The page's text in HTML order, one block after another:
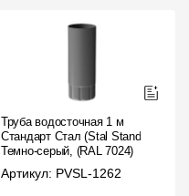
Труба водосточная 1 м
Стандарт Стал (Stal Standard)
Темно-серый, (RAL 7024)
Артикул: PVSL-1262